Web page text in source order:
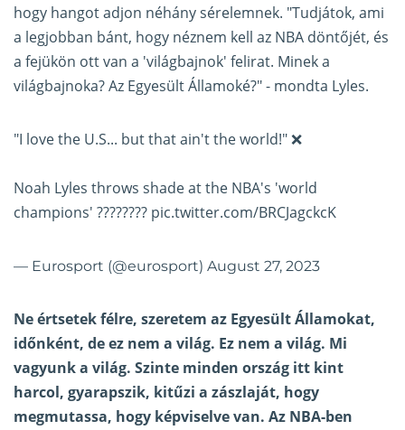
hogy hangot adjon néhány sérelemnek. "Tudjátok, ami
a legjobban bánt, hogy néznem kell az NBA döntőjét, és
a fejükön ott van a 'világbajnok' felirat. Minek a
világbajnoka? Az Egyesült Államoké?" - mondta Lyles.
"I love the U.S... but that ain't the world!" ❌
Noah Lyles throws shade at the NBA's 'world
champions' ???????? pic.twitter.com/BRCJagckcK
— Eurosport (@eurosport) August 27, 2023
Ne értsetek félre, szeretem az Egyesült Államokat,
időnként, de ez nem a világ. Ez nem a világ. Mi
vagyunk a világ. Szinte minden ország itt kint
harcol, gyarapszik, kitűzi a zászlaját, hogy
megmutassa, hogy képviselve van. Az NBA-ben